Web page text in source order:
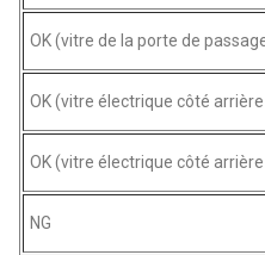
OK (vitre de la porte de
OK (vitre électrique côté
OK (vitre électrique côté
NG